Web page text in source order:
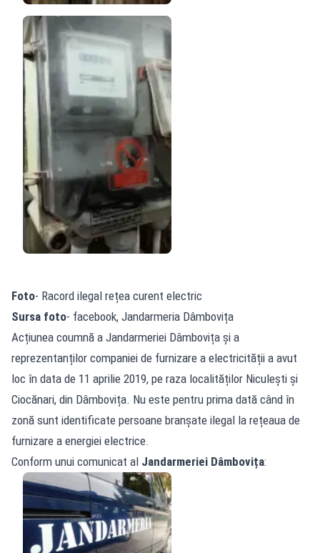
Foto- Racord ilegal rețea curent electric
Sursa foto- facebook, Jandarmeria Dâmbovița
Acțiunea coumnă a Jandarmeriei Dâmbovița și a
reprezentanților companiei de furnizare a electricității a avut
loc în data de 11 aprilie 2019, pe raza localităților Niculești și
Ciocănari, din Dâmbovița. Nu este pentru prima dată când în
zonă sunt identificate persoane branșate ilegal la rețeaua de
furnizare a energiei electrice.
Conform unui comunicat al Jandarmeriei Dâmbovița: